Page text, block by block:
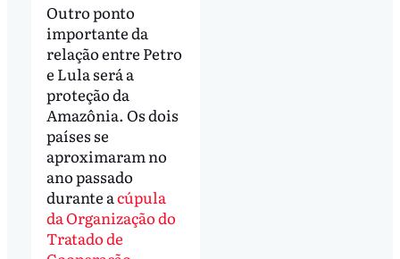
Outro ponto
importante da
relação entre Petro
e Lula será a
proteção da
Amazônia. Os dois
países se
aproximaram no
ano passado
durante acúpula
da Organização do
Tratado de